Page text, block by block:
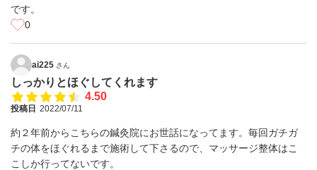
です。
0
ai225 さん
しっかりとほぐしてくれます
4.50
投稿日 2022/07/11
約２年前からこちらの鍼灸院にお世話になってます。毎回ガチガ
チの体をほぐれるまで施術して下さるので、マッサージ整体はこ
こしか行ってないです。